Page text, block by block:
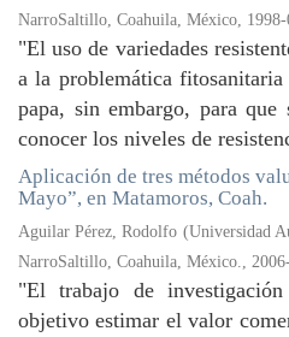
NarroSaltillo, Coahuila, México,
"El uso de variedades
a la problemática
papa, sin embargo, para que
conocer los niveles de
Aplicación de tres métodos
Mayo”, en Matamoros, Coah.
Aguilar Pérez, Rodolfo (Universidad
NarroSaltillo, Coahuila, México.,
"El trabajo de
objetivo estimar el valor